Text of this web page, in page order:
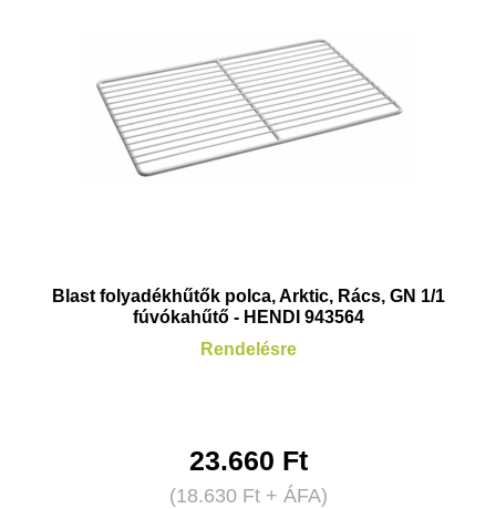
Blast folyadékhűtők polca, Arktic, Rács, GN 1/1
fúvókahűtő - HENDI 943564
Rendelésre
23.660 Ft
(18.630 Ft+ ÁFA)